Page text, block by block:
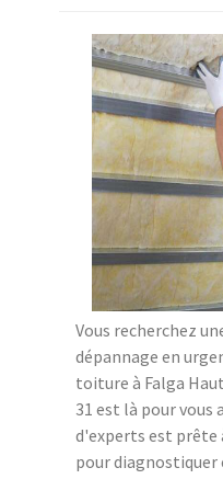
Vous recherchez
dépannage en
toiture à Falga
31 est là pour vous
d'experts est
pour